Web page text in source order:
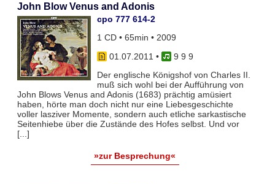
John Blow Venus and Adonis
cpo 777 614-2
1 CD • 65min • 2009
01.07.2011 •
9 9 9
Der englische Königshof von Charles II.
muß sich wohl bei der Aufführung von
John Blows Venus and Adonis (1683) prächtig amüsiert
haben, hörte man doch nicht nur eine Liebesgeschichte
voller lasziver Momente, sondern auch etliche sarkastische
Seitenhiebe über die Zustände des Hofes selbst. Und vor
[...]
»zur Besprechung«